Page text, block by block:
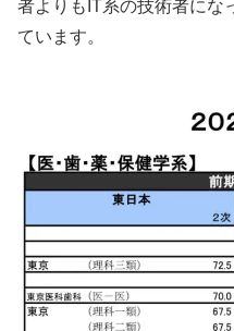
者よりもIT系の技術者にな
ています。